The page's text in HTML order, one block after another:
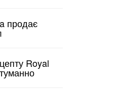
продає
Royal